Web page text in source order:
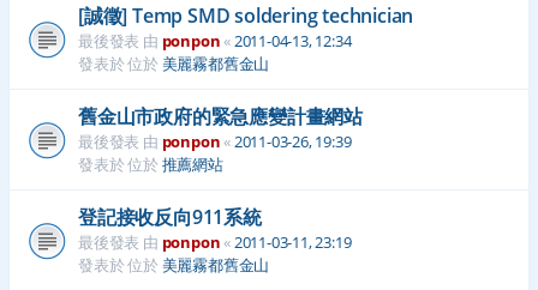
[誠徵] Temp SMD soldering technician
最後發表 由 ponpon« 2011-04-13, 12:34
發表於 位於 美麗霧都舊金山
舊金山市政府的緊急應變計畫網站
最後發表 由 ponpon« 2011-03-26, 19:39
發表於 位於 推薦網站
登記接收反向911系統
最後發表 由 ponpon« 2011-03-11, 23:19
發表於 位於 美麗霧都舊金山